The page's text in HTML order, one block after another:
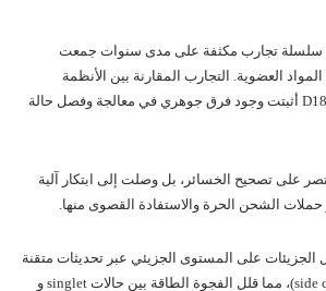
سلسلة تجارب مكثفة على مدى سنوات جمعت
العضوية. التجارب المقارنة بين الأنظمة
على تصحيح الخسائر، بل وصلت إلى ابتكار آلية
الشحن الحرة والاستفادة القصوى منها.
الجزيئات على المستوى الجزيئي عبر تحديثات متقنة
للسلاسل الجانبية (side chains)، مما قلل الفجوة الطاقة بين حالات singlet و